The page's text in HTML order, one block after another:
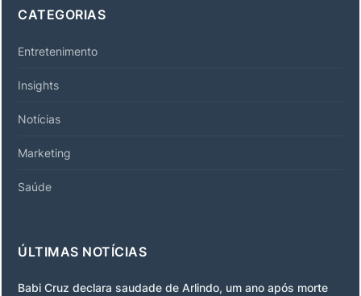
CATEGORIAS
Entretenimento
Insights
Notícias
Marketing
Saúde
ÚLTIMAS NOTÍCIAS
Babi Cruz declara saudade de Arlindo, um ano após morte